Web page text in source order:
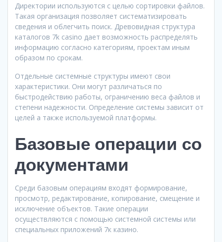
Директории используются с целью сортировки файлов.
Такая организация позволяет систематизировать
сведения и облегчить поиск. Древовидная структура
каталогов 7k casino дает возможность распределять
информацию согласно категориям, проектам иным
образом по срокам.
Отдельные системные структуры имеют свои
характеристики. Они могут различаться по
быстродействию работы, ограничению веса файлов и
степени надежности. Определение системы зависит от
целей а также используемой платформы.
Базовые операции со
документами
Среди базовым операциям входят формирование,
просмотр, редактирование, копирование, смещение и
исключение объектов. Такие операции
осуществляются с помощью системной системы или
специальных приложений 7к казино.